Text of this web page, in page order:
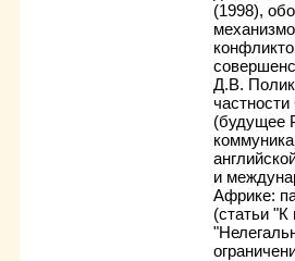
(1998),
Д.В.
(будущее
и
Африке:
(статьи